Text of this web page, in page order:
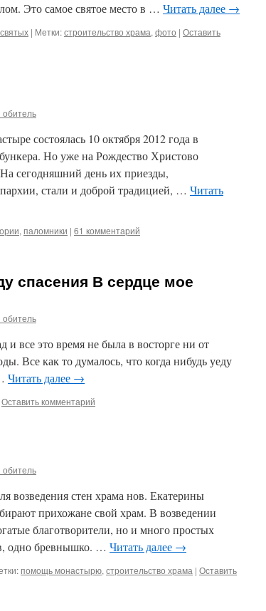
Это самое святое место в … Читать далее →
| Метки:строительство храма, фото | Оставить
обитель
состоялась 10 октября 2012 года в
Но уже на Рождество Христово
сегодняшний день их приезды,
стали и доброй традицией, … Читать
, паломники | 61 комментарий
спасения В сердце мое
обитель
и все это время не была в восторге ни от
Все как то думалось, что когда нибудь уеду
Читать далее →
Оставить комментарий
обитель
возведения стен храма нов. Екатерины
прихожане свой храм. В возведении
благотворители, но и много простых
одно бревнышко. … Читать далее →
помощь монастырю, строительство храма | Оставить